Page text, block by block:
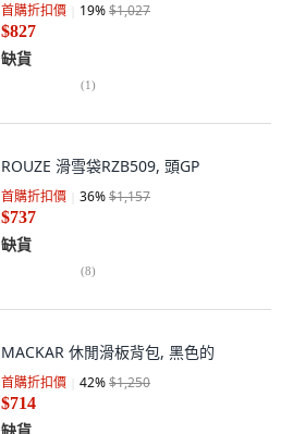
首購折扣價 19%$1,027
$827
缺貨
(1)
ROUZE 滑雪袋RZB509, 頭GP
首購折扣價 36%$1,157
$737
缺貨
(8)
MACKAR 休閒滑板背包, 黑色的
首購折扣價 42%$1,250
$714